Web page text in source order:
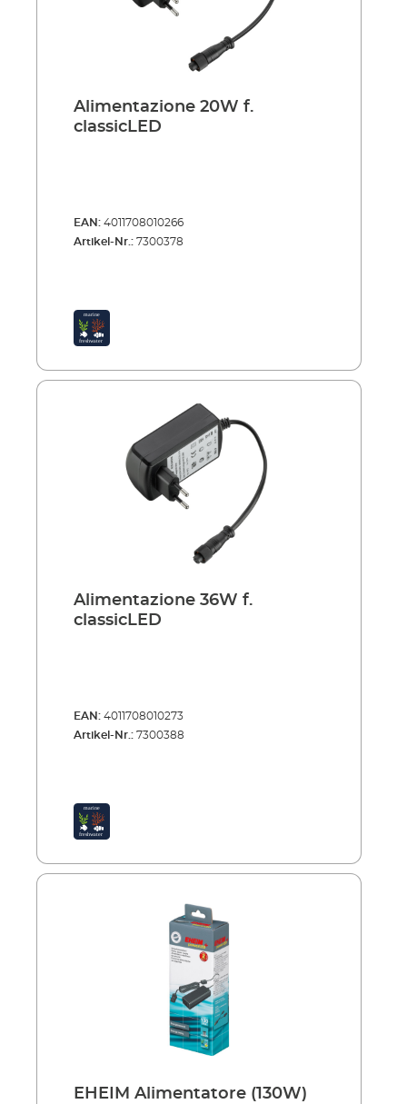
Alimentazione 20W f.
classicLED
EAN: 4011708010266
Artikel-Nr.: 7300378
Alimentazione 36W f.
classicLED
EAN: 4011708010273
Artikel-Nr.: 7300388
EHEIM Alimentatore (130W)